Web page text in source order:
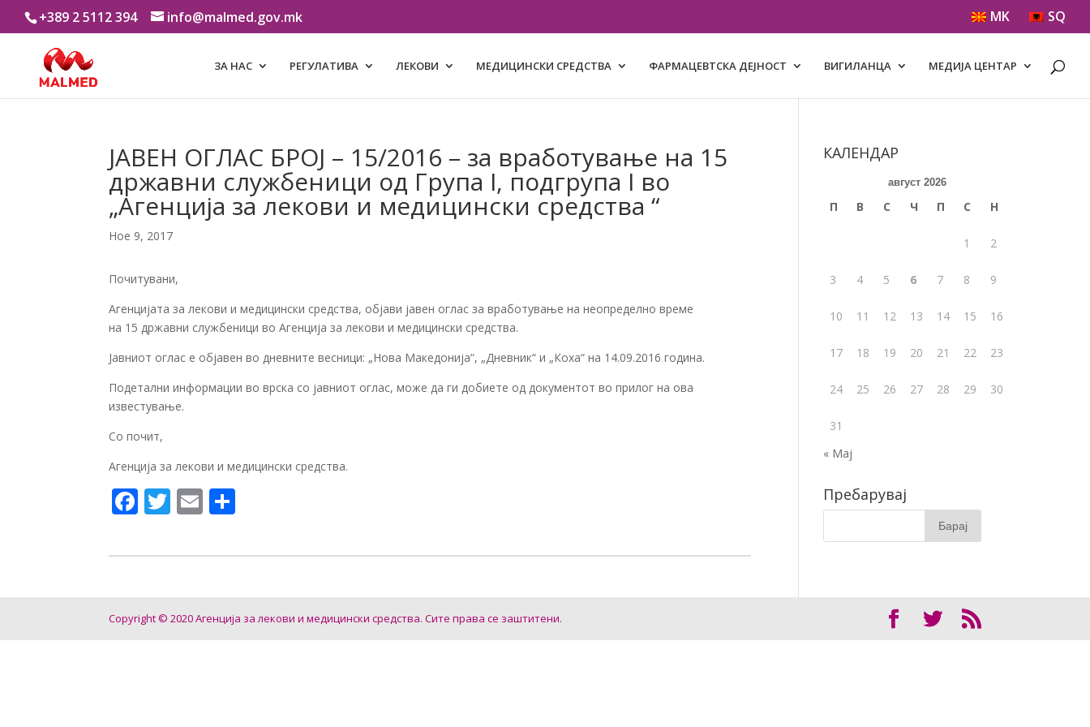
+389 2 5112 394 info@malmed.gov.mk MK SQ
ЗА НАС РЕГУЛАТИВА ЛЕКОВИ МЕДИЦИНСКИ СРЕДСТВА ФАРМАЦЕВТСКА ДЕЈНОСТ ВИГИЛАНЦА МЕДИЈА ЦЕНТАР
ЈАВЕН ОГЛАС БРОЈ – 15/2016 – за вработување на 15
државни службеници од Група I, подгрупа I во
„Агенција за лекови и медицински средства “
Ное 9, 2017
Почитувани,
Агенцијата за лекови и медицински средства, објави јавен оглас за вработување на неопределно време
на 15 државни службеници во Агенција за лекови и медицински средства.
Јавниот оглас е објавен во дневните весници: „Нова Македонија“, „Дневник“ и „Коха“ на 14.09.2016 година.
Подетални информации во врска со јавниот оглас, може да ги добиете од документот во прилог на ова
известување.
Со почит,
Агенција за лекови и медицински средства.
F
e
o
o
T
itt
E
ai ar
КАЛЕНДАР
август 2026
П В С Ч П С Н
1 2
3 4 5 6 7 8 9
10 11 12 13 14 15 16
17 18 19 20 21 22 23
24 25 26 27 28 29 30
31
« Мај
Пребарувај
Copyright © 2020 Агенција за лекови и медицински средства. Сите права се заштитени.